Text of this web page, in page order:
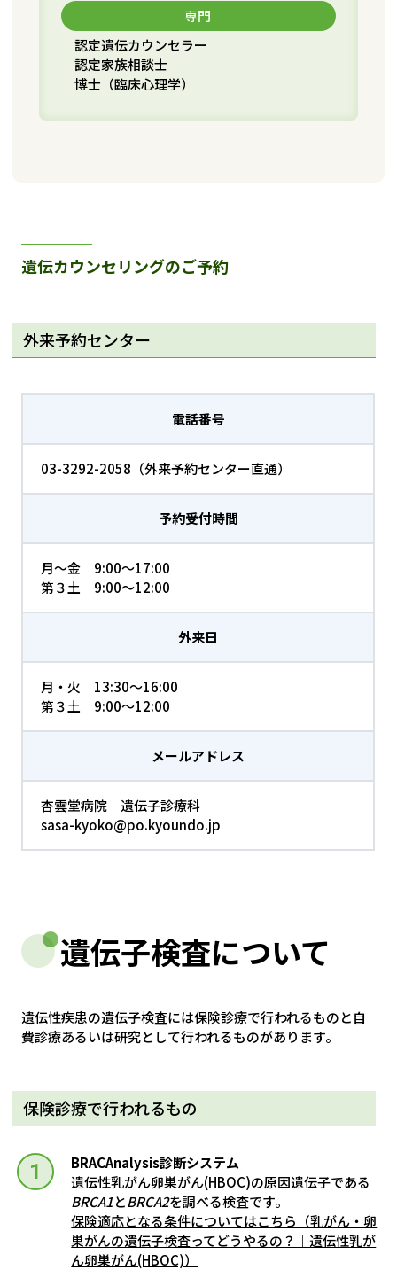
専門
認定遺伝カウンセラー
認定家族相談士
博士（臨床心理学）
遺伝カウンセリングのご予約
外来予約センター
電話番号
03-3292-2058（外来予約センター直通）
予約受付時間
月～金 9:00～17:00
第３土 9:00～12:00
外来日
月・火 13:30～16:00
第３土 9:00～12:00
メールアドレス
杏雲堂病院 遺伝子診療科
sasa-kyoko@po.kyoundo.jp
遺伝子検査について
遺伝性疾患の遺伝子検査には保険診療で行われるものと自
費診療あるいは研究として行われるものがあります。
保険診療で行われるもの
BRACAnalysis診断システム
遺伝性乳がん卵巣がん(HBOC)の原因遺伝子である
BRCA1とBRCA2を調べる検査です。
保険適応となる条件についてはこちら（乳がん・卵
巣がんの遺伝子検査ってどうやるの？｜遺伝性乳が
ん卵巣がん(HBOC)）